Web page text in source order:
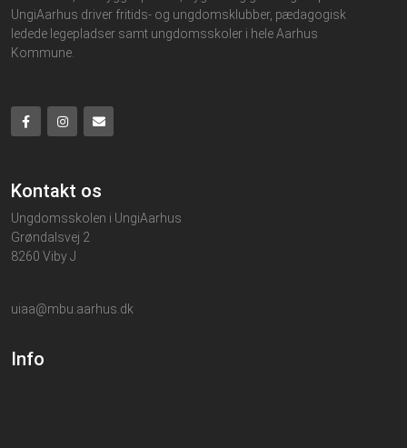
UngiAarhus driver fritids- og ungdomsklubber, pædagogisk
ledede legepladser samt ungdomsskoler i hele Aarhus
Kommune.
Kontakt os
Ungdomsskolen i UngiAarhus
Grøndalsvej 2
8260 Viby J
uiaa@mbu.aarhus.dk
Info